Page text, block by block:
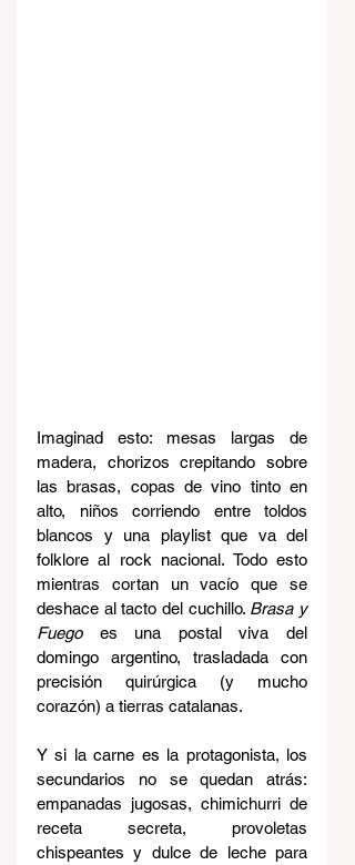
Imaginad esto: mesas largas de
madera, chorizos crepitando sobre
las brasas, copas de vino tinto en
alto, niños corriendo entre toldos
blancos y una playlist que va del
folklore al rock nacional. Todo esto
mientras cortan un vacío que se
deshace al tacto del cuchillo. Brasa y
Fuego es una postal viva del
domingo argentino, trasladada con
precisión quirúrgica (y mucho
corazón) a tierras catalanas.
Y si la carne es la protagonista, los
secundarios no se quedan atrás:
empanadas jugosas, chimichurri de
receta secreta, provoletas
chispeantes y dulce de leche para